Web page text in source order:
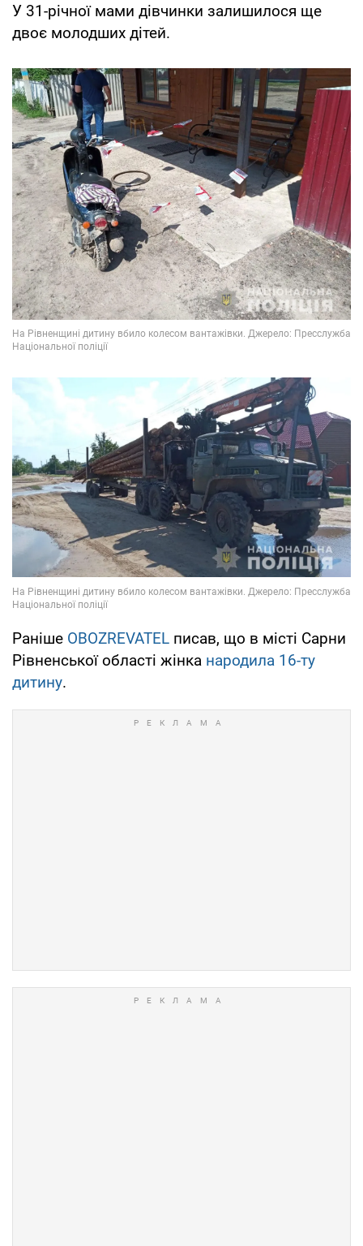
У 31-річної мами дівчинки залишилося ще
двоє молодших дітей.
Раніше OBOZREVATEL писав, що в місті Сарни
Рівненської області жінка народила 16-ту
дитину.